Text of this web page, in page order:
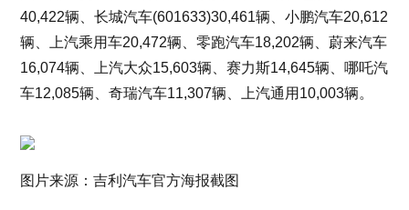
40,422辆、长城汽车(601633)30,461辆、小鹏汽车20,612
辆、上汽乘用车20,472辆、零跑汽车18,202辆、蔚来汽车
16,074辆、上汽大众15,603辆、赛力斯14,645辆、哪吒汽
车12,085辆、奇瑞汽车11,307辆、上汽通用10,003辆。
图片来源：吉利汽车官方海报截图